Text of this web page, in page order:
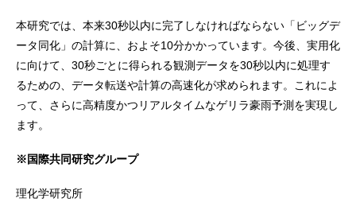
本研究では、本来30秒以内に完了しなければならない「ビッグデ
ータ同化」の計算に、およそ10分かかっています。今後、実用化
に向けて、30秒ごとに得られる観測データを30秒以内に処理す
るための、データ転送や計算の高速化が求められます。これによ
って、さらに高精度かつリアルタイムなゲリラ豪雨予測を実現し
ます。
※国際共同研究グループ
理化学研究所